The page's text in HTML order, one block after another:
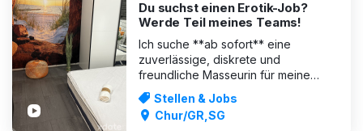
Du suchst einen Erotik-Job?
Werde Teil meines Teams!
Ich suche **ab sofort** eine
zuverlässige, diskrete und
freundliche Masseurin für meine
stilvolle, private Wohnung in **Chur
oder Bad Ragaz**\. Du möchtest
selbstständig, in Ruhe und ohne
Stellen & Jobs
Chur/GR,SG